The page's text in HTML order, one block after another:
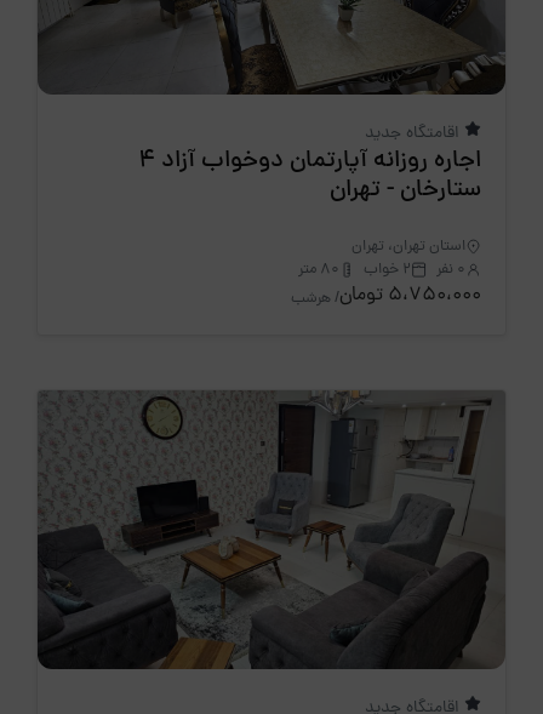
اقامتگاه جدید
اجاره روزانه آپارتمان دوخواب آزاد 4
ستارخان - تهران
استان تهران، تهران
0 نفر
2 خواب 80 متر
5،750،000 تومان / هرشب